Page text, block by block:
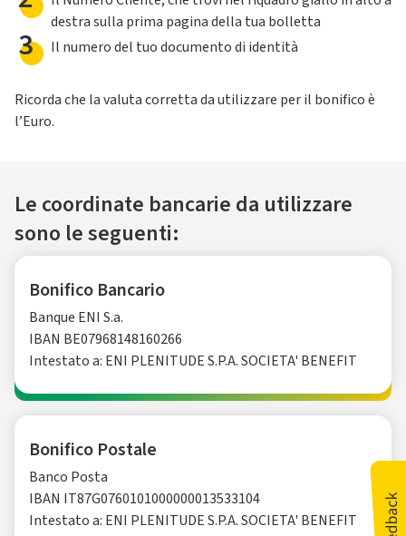
destra sulla prima pagina della tua bolletta
3 Il numero del tuo documento di identità
Ricorda che la valuta corretta da utilizzare per il bonifico è
l’Euro.
Le coordinate bancarie da utilizzare
sono le seguenti:
Bonifico Bancario
Banque ENI S.a.
IBAN BE07968148160266
Intestato a: ENI PLENITUDE S.P.A. SOCIETA' BENEFIT
Bonifico Postale
Banco Posta
IBAN IT87G0760101000000013533104
Intestato a: ENI PLENITUDE S.P.A. SOCIETA' BENEFIT